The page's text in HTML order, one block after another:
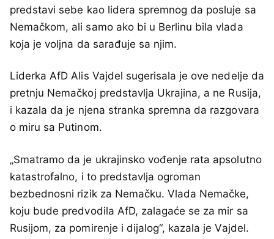
predstavi sebe kao lidera spremnog da posluje sa
Nemačkom, ali samo ako bi u Berlinu bila vlada
koja je voljna da sarađuje sa njim.
Liderka AfD Alis Vajdel sugerisala je ove nedelje da
pretnju Nemačkoj predstavlja Ukrajina, a ne Rusija,
i kazala da je njena stranka spremna da razgovara
o miru sa Putinom.
„Smatramo da je ukrajinsko vođenje rata apsolutno
katastrofalno, i to predstavlja ogroman
bezbednosni rizik za Nemačku. Vlada Nemačke,
koju bude predvodila AfD, zalagaće se za mir sa
Rusijom, za pomirenje i dijalog“, kazala je Vajdel.